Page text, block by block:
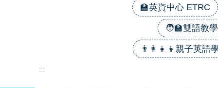
🏫英資中心 ETRC
🧑‍🏫雙語教
👨‍👩‍👧‍👦親子英語
:::